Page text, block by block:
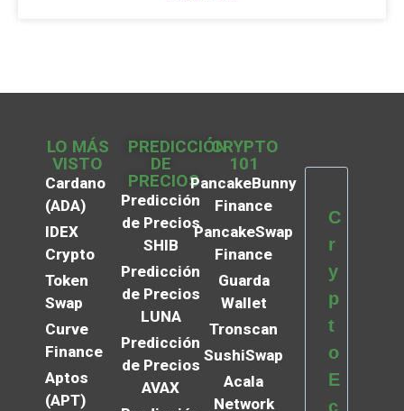
LO MÁS
VISTO
Cardano
(ADA)
IDEX
Crypto
Token
Swap
Curve
Finance
Aptos
(APT)
PREDICCIÓN
DE
PRECIOS
Predicción
de Precios
SHIB
Predicción
de Precios
LUNA
Predicción
de Precios
AVAX
CRYPTO
101
PancakeBunny
Finance
PancakeSwap
Finance
Guarda
Wallet
Tronscan
SushiSwap
Acala
Network
C
r
y
p
t
o
E
c